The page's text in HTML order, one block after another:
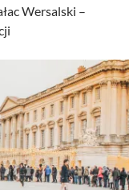
Wersalski –